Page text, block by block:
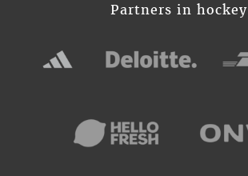
Partners in hockey